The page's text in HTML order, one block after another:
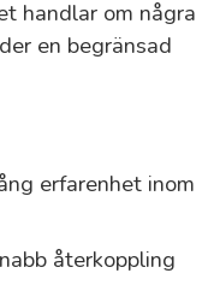
handlar om några
en begränsad
erfarenhet inom
återkoppling